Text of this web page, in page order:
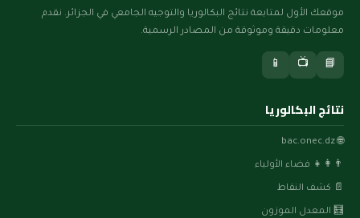
موقعك الأول لمتابعة نتائج البكالوريا والتوجيه الجامعي في الجزائر. نقدم
معلومات دقيقة وموثوقة من المصادر الرسمية.
📘
📺
📱
نتائج البكالوريا
🌐 bac.onec.dz
👨‍👩‍👧 فضاء الأولياء
📄 كشف النقاط
🧮 المعدل الموزون